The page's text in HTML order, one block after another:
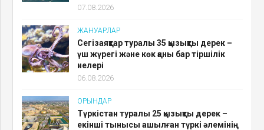
07.08.2026
ЖАНУАРЛАР
Сегізаяқтар туралы 35 қызықты дерек –
үш жүрегі және көк қаны бар тіршілік
иелері
06.08.2026
ОРЫНДАР
Түркістан туралы 25 қызықты дерек –
екінші тынысы ашылған түркі әлемінің